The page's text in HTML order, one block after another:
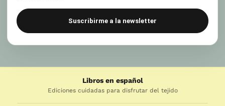
Suscribirme a la newsletter
Libros en español
Ediciones cuidadas para disfrutar del tejido